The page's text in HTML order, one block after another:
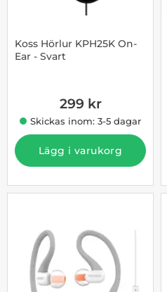
Koss Hörlur KPH25K On-
Ear - Svart
299 kr
Skickas inom: 3-5 dagar
Lägg i varukorg